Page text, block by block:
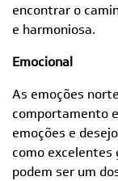
encontrar o
e harmoniosa.
Emocional
As emoções
comportamento
emoções e
como excelentes
podem ser um